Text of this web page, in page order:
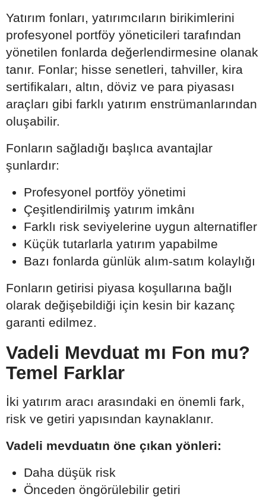
Yatırım fonları, yatırımcıların birikimlerini
profesyonel portföy yöneticileri tarafından
yönetilen fonlarda değerlendirmesine olanak
tanır. Fonlar; hisse senetleri, tahviller, kira
sertifikaları, altın, döviz ve para piyasası
araçları gibi farklı yatırım enstrümanlarından
oluşabilir.
Fonların sağladığı başlıca avantajlar
şunlardır:
Profesyonel portföy yönetimi
Çeşitlendirilmiş yatırım imkânı
Farklı risk seviyelerine uygun alternatifler
Küçük tutarlarla yatırım yapabilme
Bazı fonlarda günlük alım-satım kolaylığı
Fonların getirisi piyasa koşullarına bağlı
olarak değişebildiği için kesin bir kazanç
garanti edilmez.
Vadeli Mevduat mı Fon mu?
Temel Farklar
İki yatırım aracı arasındaki en önemli fark,
risk ve getiri yapısından kaynaklanır.
Vadeli mevduatın öne çıkan yönleri:
Daha düşük risk
Önceden öngörülebilir getiri